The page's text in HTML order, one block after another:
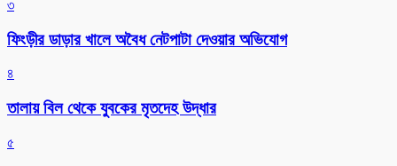
৩
ফিংড়ীর ডাড়ার খালে অবৈধ নেটপাটা দেওয়ার অভিযোগ
৪
তালায় বিল থেকে যুবকের মৃতদেহ উদ্ধার
৫